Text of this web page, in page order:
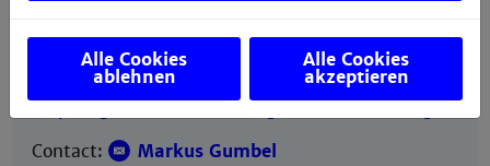
Quicklinks
SCABIO is hosted at GitHub:
Contact:
Markus Gumbel
Alle Cookies
ablehnen
Alle Cookies
akzeptieren